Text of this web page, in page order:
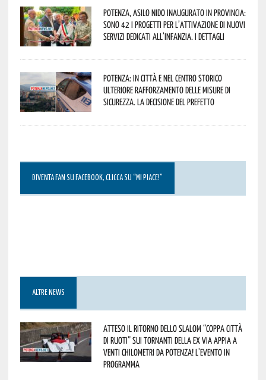
Potenza, asilo nido inaugurato in provincia:
sono 42 i progetti per l’attivazione di nuovi
servizi dedicati all’infanzia. I dettagli
Potenza: in città e nel centro storico
ulteriore rafforzamento delle misure di
sicurezza. La decisione del Prefetto
DIVENTA FAN SU FACEBOOK, CLICCA SU “MI PIACE!”
ALTRE NEWS
Atteso il ritorno dello slalom “Coppa Città
di Ruoti” sui tornanti della ex via Appia a
venti chilometri da Potenza! L’evento in
programma